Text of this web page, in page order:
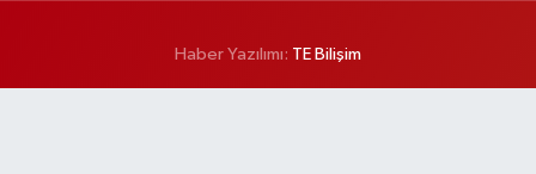
Haber Yazılımı: TE Bilişim